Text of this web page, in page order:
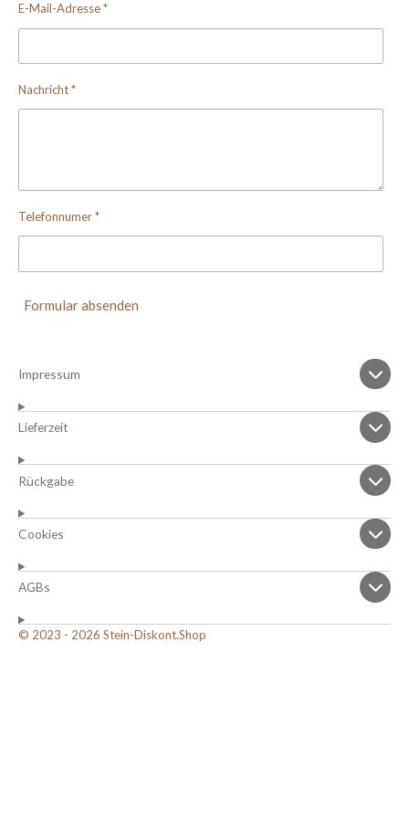
E-Mail-Adresse *
Nachricht *
Telefonnumer *
Formular absenden
Impressum
Lieferzeit
Rückgabe
Cookies
AGBs
© 2023 - 2026 Stein-Diskont.Shop